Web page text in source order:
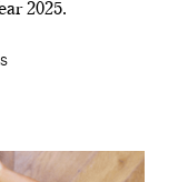
2025.